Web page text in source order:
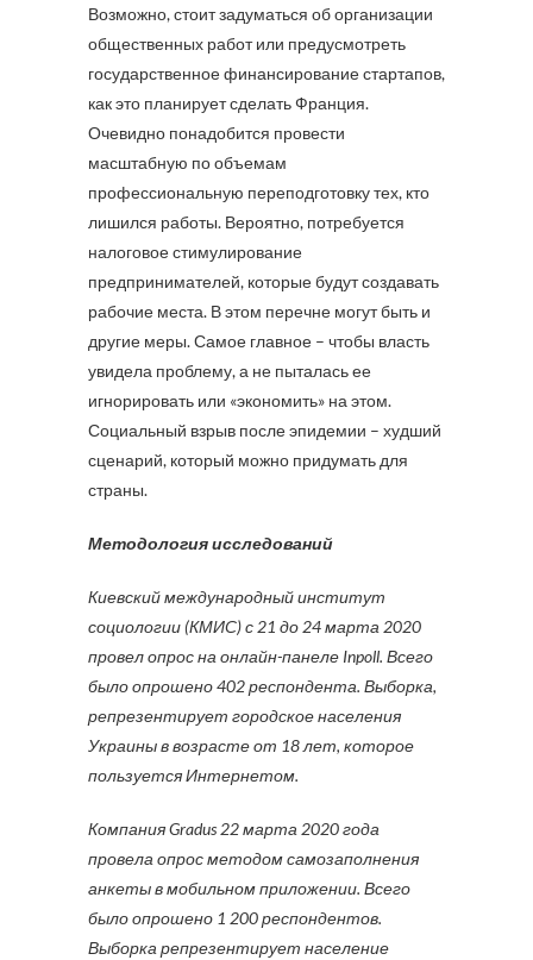
Возможно, стоит задуматься об организации
общественных работ или предусмотреть
государственное финансирование стартапов,
как это планирует сделать Франция.
Очевидно понадобится провести
масштабную по объемам
профессиональную переподготовку тех, кто
лишился работы. Вероятно, потребуется
налоговое стимулирование
предпринимателей, которые будут создавать
рабочие места. В этом перечне могут быть и
другие меры. Самое главное – чтобы власть
увидела проблему, а не пыталась ее
игнорировать или «экономить» на этом.
Социальный взрыв после эпидемии – худший
сценарий, который можно придумать для
страны.
Методология исследований
Киевский международный институт
социологии (КМИС) с 21 до 24 марта 2020
провел опрос на онлайн-панеле Inpoll. Всего
было опрошено 402 респондента. Выборка,
репрезентирует городское населения
Украины в возрасте от 18 лет, которое
пользуется Интернетом.
Компания Gradus 22 марта 2020 года
провела опрос методом самозаполнения
анкеты в мобильном приложении. Всего
было опрошено 1 200 респондентов.
Выборка репрезентирует население